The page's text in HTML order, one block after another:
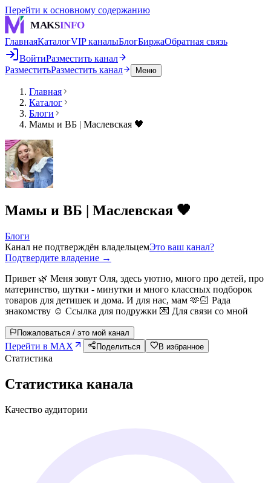
Перейти к основному содержанию
MAKSINFO
ГлавнаяКаталогVIP каналыБлогБиржаОбратная связь
ВойтиРазместить канал
РазместитьРазместить канал Меню
Главная
Каталог
Блоги
Мамы и ВБ | Маслевская 🖤
Мамы и ВБ | Маслевская 🖤
Блоги
Канал не подтверждён владельцемЭто ваш канал?
Подтвердите владение →
Привет 🌿 Меня зовут Оля, здесь уютно, много про детей, про
материнство, шутки - минутки и много классных подборок
товаров для детишек и дома. И для нас, мам 🫶🏻 Рада
знакомству ☺️ Ссылка для подружки 💌 Для связи со мной
Пожаловаться / это мой канал
Перейти в MAX Поделиться В избранное
Статистика
Статистика канала
Качество аудитории